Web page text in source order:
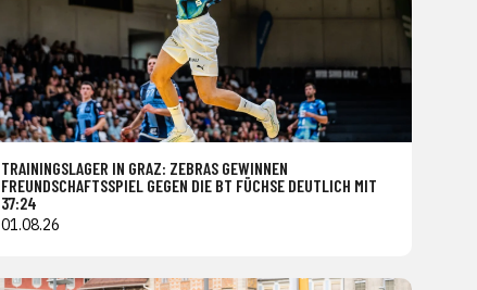
TRAININGSLAGER IN GRAZ: ZEBRAS GEWINNEN
FREUNDSCHAFTSSPIEL GEGEN DIE BT FÜCHSE DEUTLICH MIT
37:24
01.08.26